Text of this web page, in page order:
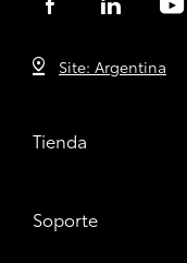
Site: Argentina
Tienda
Soporte